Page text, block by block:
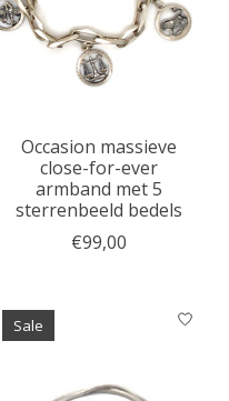
Occasion massieve
close-for-ever
armband met 5
sterrenbeeld bedels
€99,00
Sale